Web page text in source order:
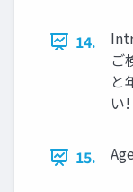
14.
ご
と
い
15.